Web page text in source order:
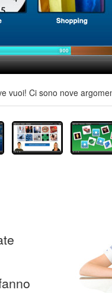
vuoi! Ci sono nove